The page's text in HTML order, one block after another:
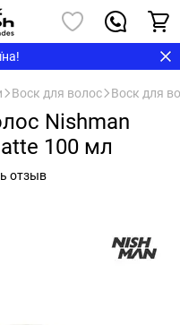
Воск для волос Воск для
Nishman
100 мл
отзыв